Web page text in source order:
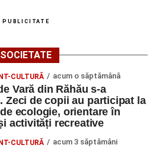
PUBLICITATE
SOCIETATE
CULTURĂ acum o săptămână
Vară din Răhău s-a
Zeci de copii au participat la
ecologie, orientare în
activități recreative
CULTURĂ acum 3 săptămâni